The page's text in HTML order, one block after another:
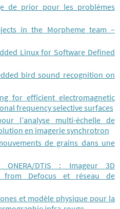
de prior pour les problèmes
in the Morpheme team –
Linux for Software Defined
bird sound recognition on
for efficient electromagnetic
frequency selective surfaces
l’analyse multi-échelle de
en imagerie synchrotron
de grains dans une
DTIS : Imageur 3D
from Defocus et réseau de
et modèle physique pour la